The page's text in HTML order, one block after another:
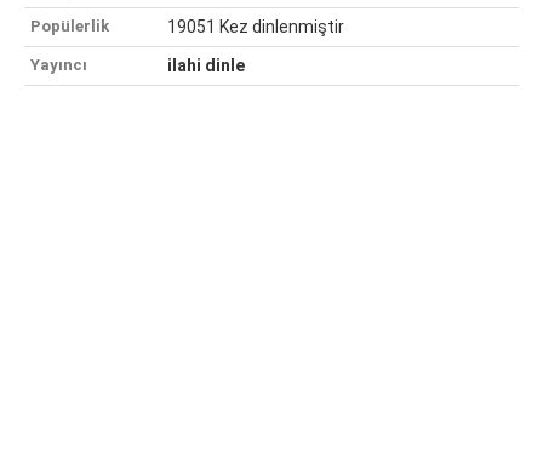
Popülerlik 19051 Kez dinlenmiştir
Yayıncı ilahi dinle